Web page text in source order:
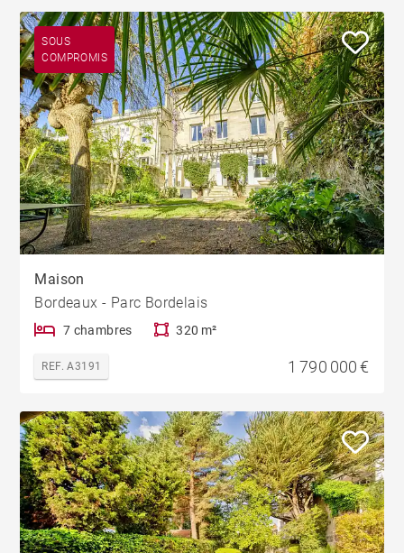
SOUS
COMPROMIS
Maison
Bordeaux - Parc Bordelais
7 chambres 320 m²
REF. A3191 1 790 000 €